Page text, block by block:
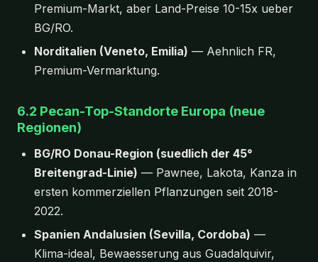
Premium-Markt, aber Land-Preise 10-15x ueber
BG/RO.
Norditalien (Veneto, Emilia) — Aehnlich FR,
Premium-Vermarktung.
6.2 Pecan-Top-Standorte Europa (neue
Regionen)
BG/RO Donau-Region (suedlich der 45°
Breitengrad-Linie) — Pawnee, Lakota, Kanza in
ersten kommerziellen Pflanzungen seit 2018-
2022.
Spanien Andalusien (Sevilla, Cordoba) —
Klima-ideal, Bewaesserung aus Guadalquivir,